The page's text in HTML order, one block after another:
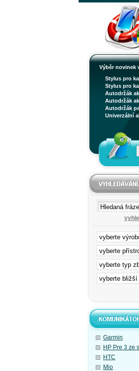
Výběr novinek
Stylus pro
Stylus pro
Autodržák
Autodržák
Autodržák
Univerzální
Garmin
HP Pre 3 ze
HTC
Mio